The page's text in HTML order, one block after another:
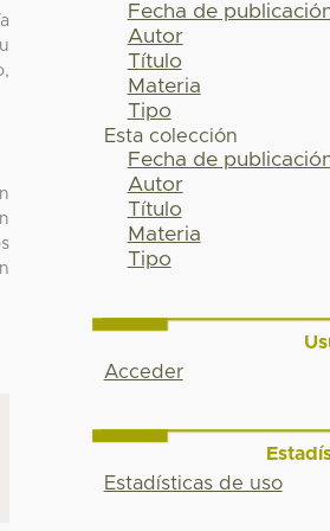
Fecha de
Autor
Título
Materia
Tipo
Esta colección
Fecha de
Autor
Título
Materia
Tipo
Acceder
Estadísticas de uso